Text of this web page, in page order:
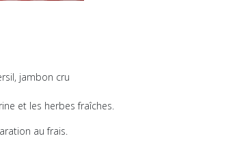
jambon cru
et les herbes fraîches.
au frais.